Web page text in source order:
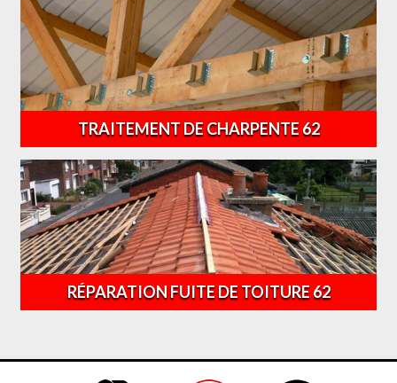
TRAITEMENT DE CHARPENTE 62
RÉPARATION FUITE DE TOITURE 62